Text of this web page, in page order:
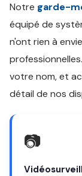
Notre garde-
équipé de
n'ont rien à
votre nom, et
détail de nos
📷